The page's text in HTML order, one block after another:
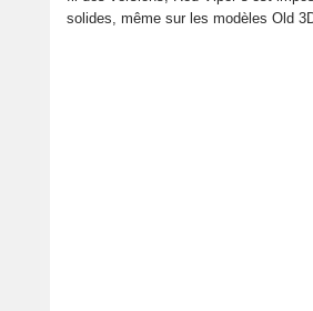
solides, même sur les modèles Old